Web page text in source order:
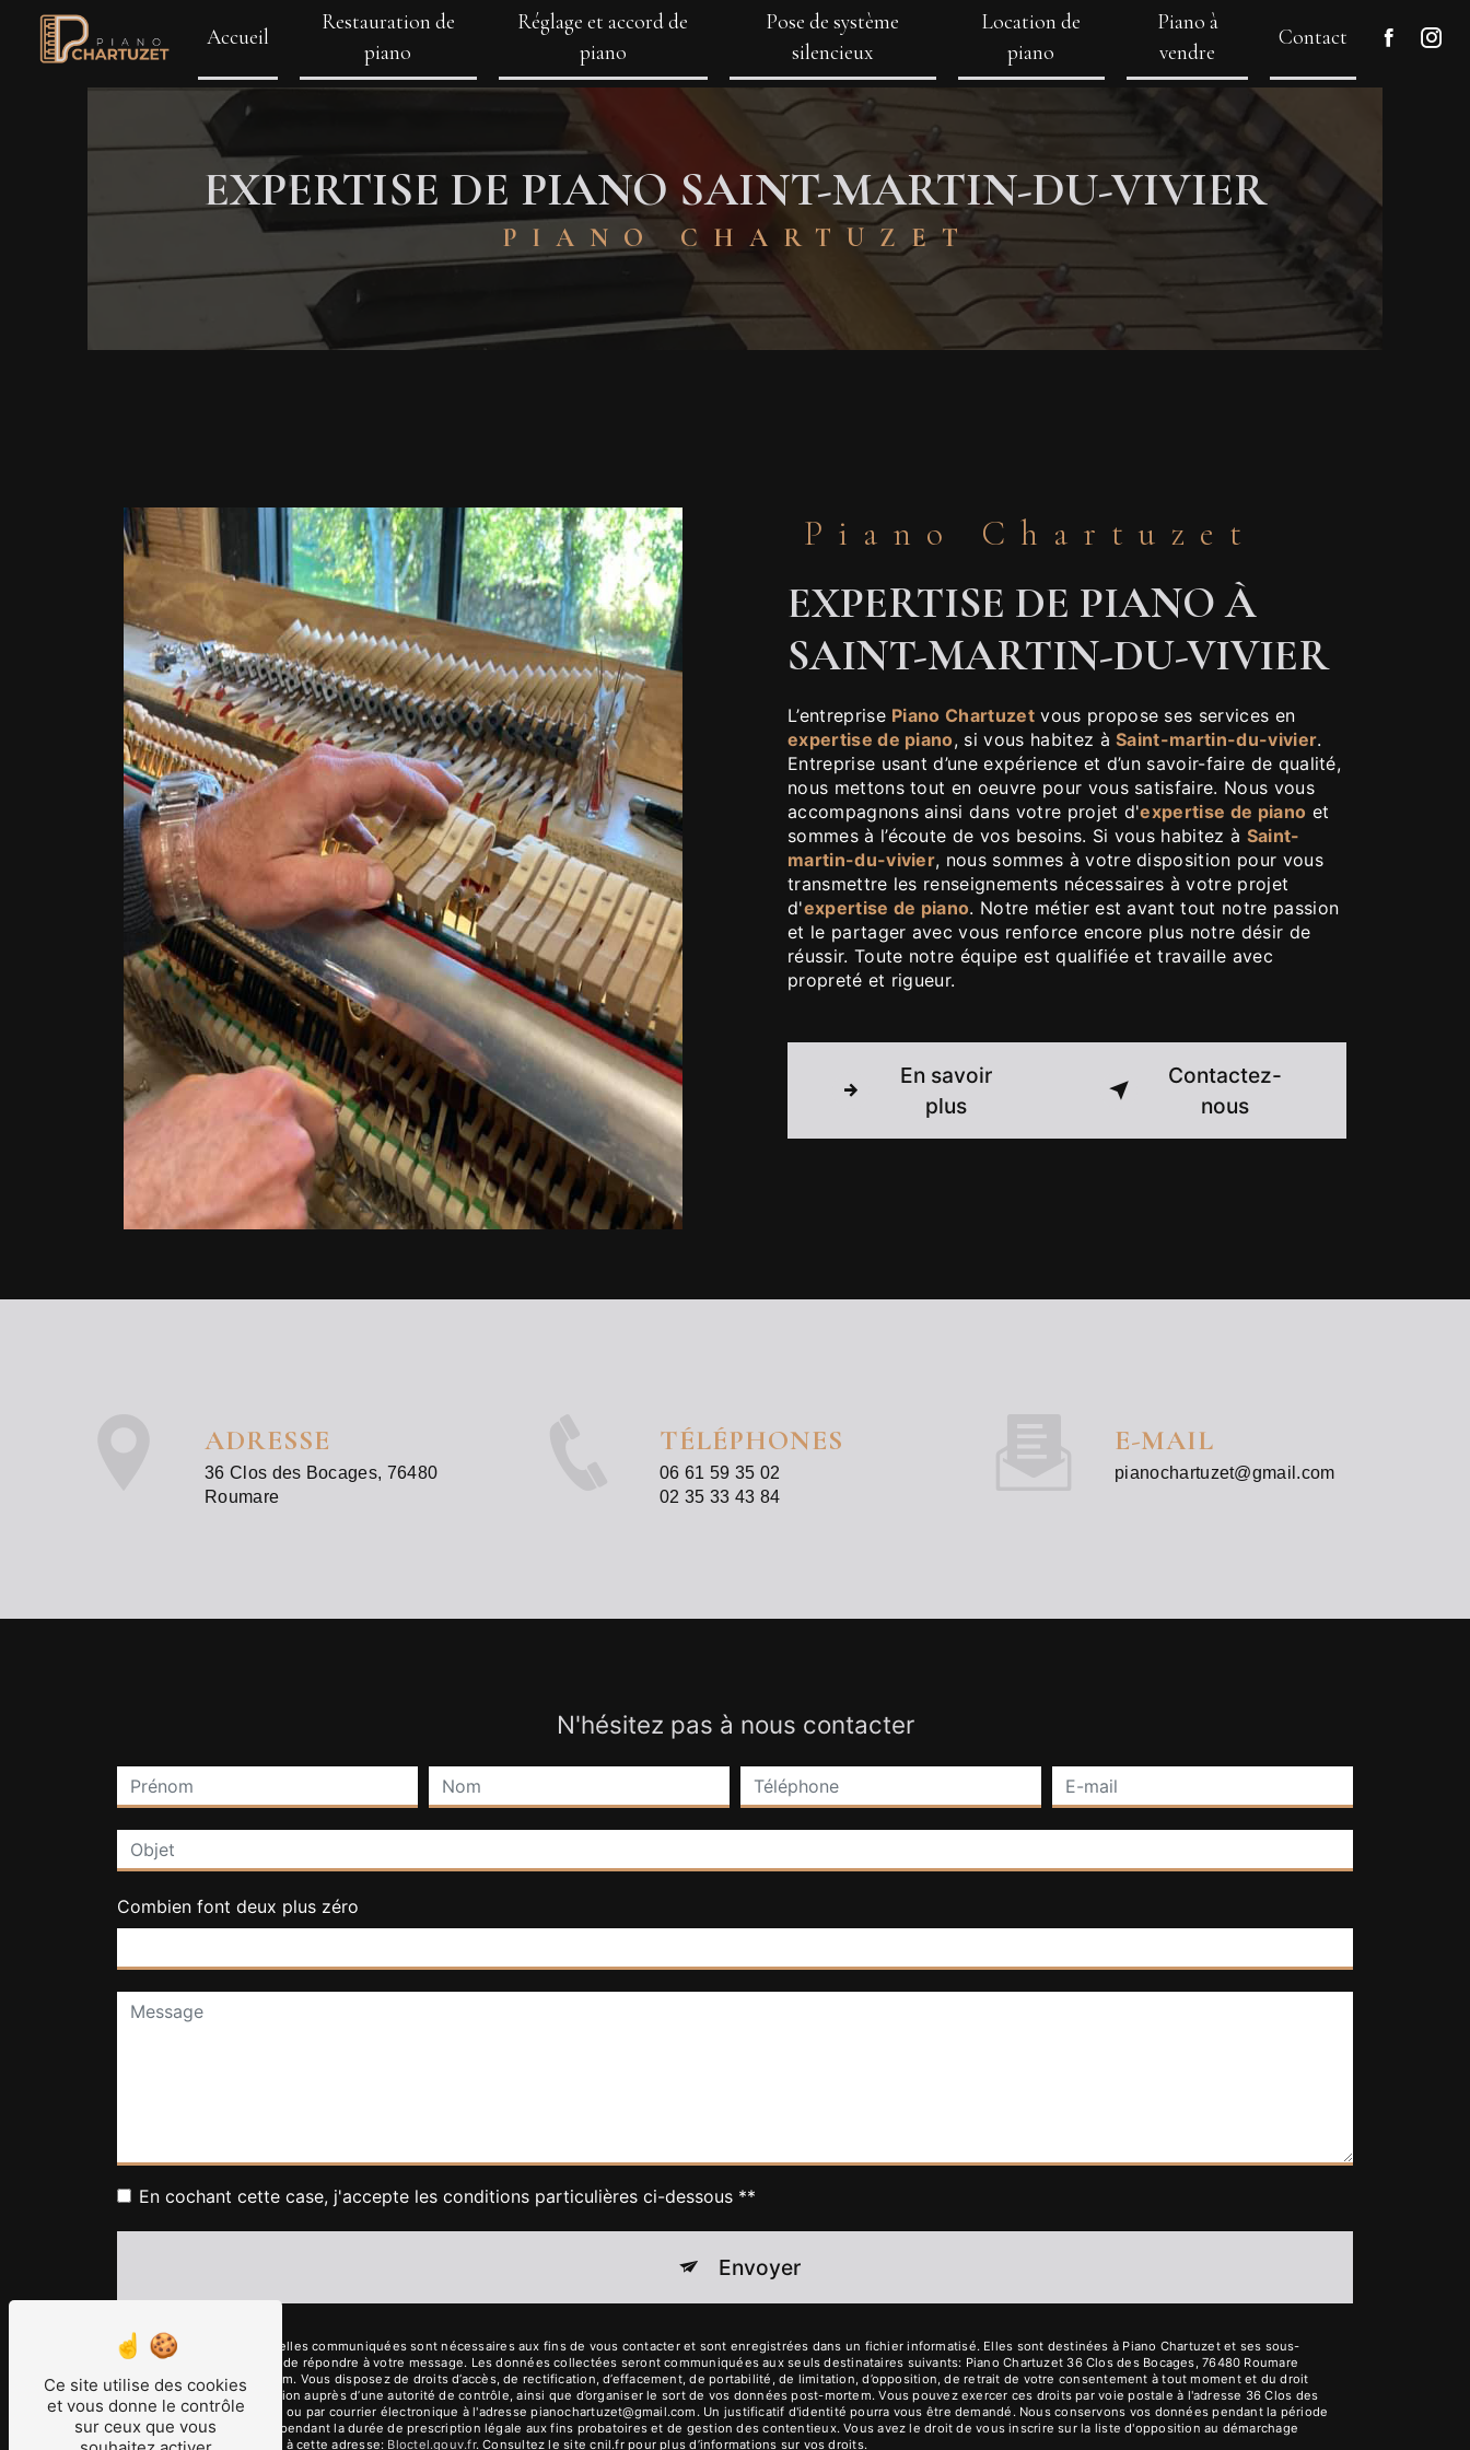
Accueil
Restauration de
piano
Réglage et accord de
piano
Pose de système
silencieux
Location de
piano
Piano à
vendre
Contact
EXPERTISE DE PIANO SAINT-MARTIN-DU-VIVIER
PIANO CHARTUZET
Piano Chartuzet
EXPERTISE DE PIANO À
SAINT-MARTIN-DU-VIVIER
L’entreprise Piano Chartuzetvous propose ses services en
expertise de piano, si vous habitez àSaint-martin-du-vivier.
Entreprise usant d’une expérience et d’un savoir-faire de qualité,
nous mettons tout en oeuvre pour vous satisfaire. Nous vous
accompagnons ainsi dans votre projet d'expertise de piano et
sommes à l’écoute de vos besoins. Si vous habitez à Saint-
martin-du-vivier, nous sommes à votre disposition pour vous
transmettre les renseignements nécessaires à votre projet
d'expertise de piano. Notre métier est avant tout notre passion
et le partager avec vous renforce encore plus notre désir de
réussir. Toute notre équipe est qualifiée et travaille avec
propreté et rigueur.
En savoir
plus
Contactez-
nous
ADRESSE
36 Clos des Bocages, 76480
Roumare
TÉLÉPHONES
06 61 59 35 02
02 35 33 43 84
E-MAIL
pianochartuzet@gmail.com
N'hésitez pas à nous contacter
Combien font deux plus zéro
En cochant cette case, j'accepte les conditions particulières ci-dessous **
Envoyer
** Les données personnelles communiquées sont nécessaires aux fins de vous contacter et sont enregistrées dans un fichier informatisé. Elles sont destinées à Piano Chartuzet et ses sous-
traitants dans le seul but de répondre à votre message. Les données collectées seront communiquées aux seuls destinataires suivants: Piano Chartuzet 36 Clos des Bocages, 76480 Roumare
pianochartuzet@gmail.com. Vous disposez de droits d’accès, de rectification, d’effacement, de portabilité, de limitation, d’opposition, de retrait de votre consentement à tout moment et du droit
d’introduire une réclamation auprès d’une autorité de contrôle, ainsi que d’organiser le sort de vos données post-mortem. Vous pouvez exercer ces droits par voie postale à l'adresse 36 Clos des
Bocages, 76480 Roumare ou par courrier électronique à l'adresse pianochartuzet@gmail.com. Un justificatif d'identité pourra vous être demandé. Nous conservons vos données pendant la période
de prise de contact puis pendant la durée de prescription légale aux fins probatoires et de gestion des contentieux. Vous avez le droit de vous inscrire sur la liste d'opposition au démarchage
téléphonique, disponible à cette adresse: Bloctel.gouv.fr. Consultez le site cnil.fr pour plus d’informations sur vos droits.
Panneau de gestion des cookies
Ce site utilise des cookies
et vous donne le contrôle
sur ceux que vous